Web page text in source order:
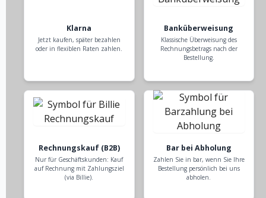
Klarna
Jetzt kaufen, später bezahlen
oder in flexiblen Raten zahlen.
Banküberweisung
Klassische Überweisung des
Rechnungsbetrags nach der
Bestellung.
Rechnungskauf (B2B)
Nur für Geschäftskunden: Kauf
auf Rechnung mit Zahlungsziel
(via Billie).
Bar bei Abholung
Zahlen Sie in bar, wenn Sie Ihre
Bestellung persönlich bei uns
abholen.